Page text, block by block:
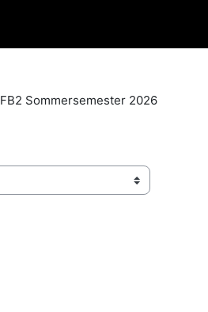
FB2 Sommersemester 2026